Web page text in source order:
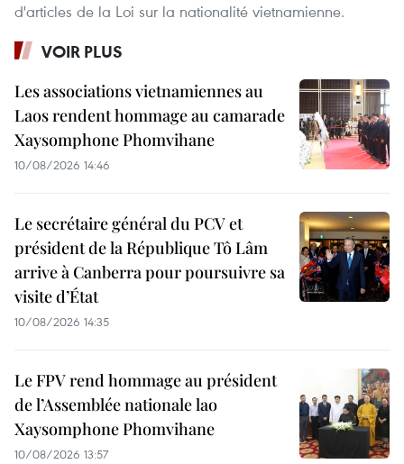
d'articles de la Loi sur la nationalité vietnamienne.
VOIR PLUS
Les associations vietnamiennes au
Laos rendent hommage au camarade
Xaysomphone Phomvihane
10/08/2026 14:46
Le secrétaire général du PCV et
président de la République Tô Lâm
arrive à Canberra pour poursuivre sa
visite d’État
10/08/2026 14:35
Le FPV rend hommage au président
de l’Assemblée nationale lao
Xaysomphone Phomvihane
10/08/2026 13:57